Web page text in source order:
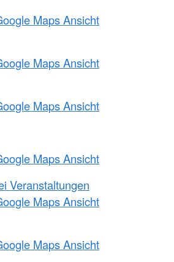
Maps Ansicht
Maps Ansicht
Maps Ansicht
Maps Ansicht
Veranstaltungen
Maps Ansicht
Maps Ansicht